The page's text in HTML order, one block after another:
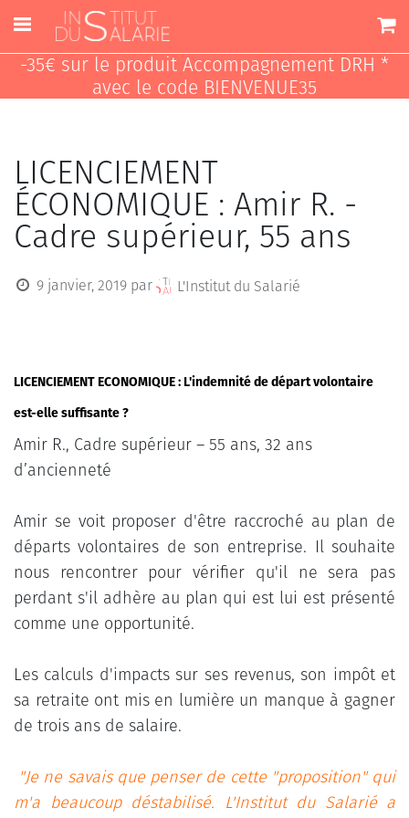
-35€ sur le produit Accompagnement DRH *
avec le code BIENVENUE35
LICENCIEMENT
ÉCONOMIQUE : Amir R. -
Cadre supérieur, 55 ans
9 janvier, 2019 par L'Institut du Salarié
LICENCIEMENT ECONOMIQUE : L'indemnité de départ volontaire
est-elle suffisante ?
Amir R., Cadre supérieur – 55 ans, 32 ans
d’ancienneté
Amir se voit proposer d'être raccroché au plan de
départs volontaires de son entreprise. Il souhaite
nous rencontrer pour vérifier qu'il ne sera pas
perdant s'il adhère au plan qui est lui est présenté
comme une opportunité.
Les calculs d'impacts sur ses revenus, son impôt et
sa retraite ont mis en lumière un manque à gagner
de trois ans de salaire.
"Je ne savais que penser de cette "proposition" qui
m'a beaucoup déstabilisé. L'Institut du Salarié a